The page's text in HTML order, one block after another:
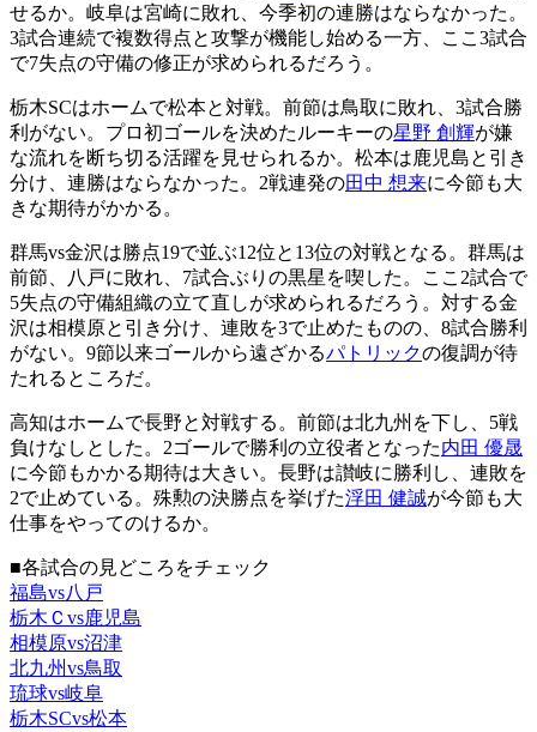
せるか。岐阜は宮崎に敗れ、今季初の連勝はならなかった。
3試合連続で複数得点と攻撃が機能し始める一方、ここ3試合
で7失点の守備の修正が求められるだろう。
栃木SCはホームで松本と対戦。前節は鳥取に敗れ、3試合勝
利がない。プロ初ゴールを決めたルーキーの星野 創輝が嫌
な流れを断ち切る活躍を見せられるか。松本は鹿児島と引き
分け、連勝はならなかった。2戦連発の田中 想来に今節も大
きな期待がかかる。
群馬vs金沢は勝点19で並ぶ12位と13位の対戦となる。群馬は
前節、八戸に敗れ、7試合ぶりの黒星を喫した。ここ2試合で
5失点の守備組織の立て直しが求められるだろう。対する金
沢は相模原と引き分け、連敗を3で止めたものの、8試合勝利
がない。9節以来ゴールから遠ざかるパトリックの復調が待
たれるところだ。
高知はホームで長野と対戦する。前節は北九州を下し、5戦
負けなしとした。2ゴールで勝利の立役者となった内田 優晟
に今節もかかる期待は大きい。長野は讃岐に勝利し、連敗を
2で止めている。殊勲の決勝点を挙げた浮田 健誠が今節も大
仕事をやってのけるか。
■各試合の見どころをチェック
福島vs八戸
栃木Ｃvs鹿児島
相模原vs沼津
北九州vs鳥取
琉球vs岐阜
栃木SCvs松本